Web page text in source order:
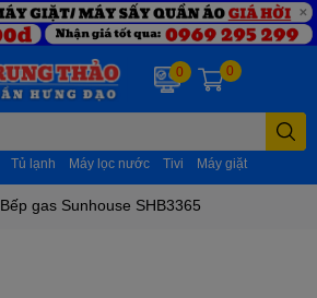
Tủ lạnh Máy lọc nước Tivi Máy giặt
0 0
Bếp gas Sunhouse SHB3365